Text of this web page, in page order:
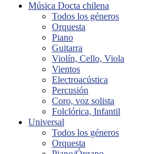
Música Docta chilena
Todos los géneros
Orquesta
Piano
Guitarra
Violín, Cello, Viola
Vientos
Electroacústica
Percusión
Coro, voz solista
Folclórica, Infantil
Universal
Todos los géneros
Orquesta